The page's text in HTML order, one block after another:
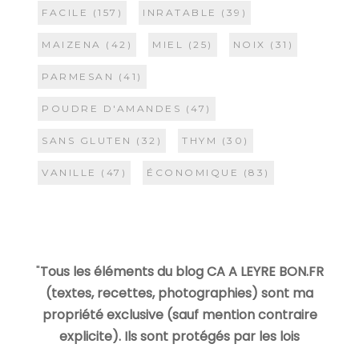
FACILE (157) INRATABLE (39)
MAIZENA (42) MIEL (25) NOIX (31)
PARMESAN (41)
POUDRE D'AMANDES (47)
SANS GLUTEN (32) THYM (30)
VANILLE (47) ÉCONOMIQUE (83)
"Tous les éléments du blog CA A LEYRE BON.FR
(textes, recettes, photographies) sont ma
propriété exclusive (sauf mention contraire
explicite). Ils sont protégés par les lois